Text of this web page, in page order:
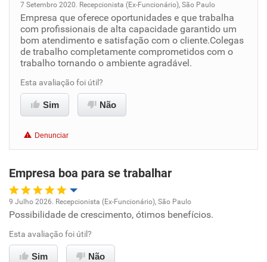
Oportunidade de promoção
Ambiente de trabalho
Conciliação com a vida familiar
Benefícios
Recomenda esta empresa
7 Setembro 2020. Recepcionista (Ex-Funcionário), São Paulo
Empresa que oferece oportunidades e que trabalha
com profissionais de alta capacidade garantido um
bom atendimento e satisfação com o cliente.Colegas
de trabalho completamente comprometidos com o
trabalho tornando o ambiente agradável.
Esta avaliação foi útil?
Sim Não
Denunciar
Empresa boa para se trabalhar
Oportunidade de promoção
Ambiente de trabalho
9 Julho 2026. Recepcionista (Ex-Funcionário), São Paulo
Possibilidade de crescimento, ótimos benefícios.
Esta avaliação foi útil?
Sim Não